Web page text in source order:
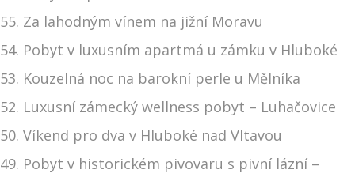
55. Za lahodným vínem na jižní Moravu
54. Pobyt v luxusním apartmá u zámku v Hluboké
53. Kouzelná noc na barokní perle u Mělníka
52. Luxusní zámecký wellness pobyt – Luhačovice
50. Víkend pro dva v Hluboké nad Vltavou
49. Pobyt v historickém pivovaru s pivní lázní –